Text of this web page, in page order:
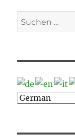
Insel“
Suche
nach: